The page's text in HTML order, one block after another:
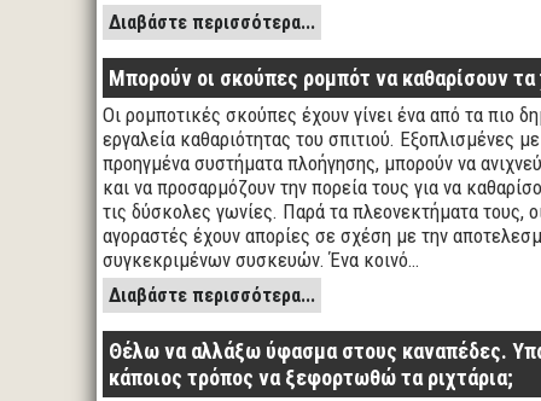
Διαβάστε περισσότερα...
Μπορούν οι σκούπες ρομπότ να καθαρίσουν τα
Οι ρομποτικές σκούπες έχουν γίνει ένα από τα πιο
εργαλεία καθαριότητας του σπιτιού. Εξοπλισμένες
προηγμένα συστήματα πλοήγησης, μπορούν να
και να προσαρμόζουν την πορεία τους για να
τις δύσκολες γωνίες. Παρά τα πλεονεκτήματα τους,
αγοραστές έχουν απορίες σε σχέση με την
συγκεκριμένων συσκευών. Ένα κοινό…
Διαβάστε περισσότερα...
Θέλω να αλλάξω ύφασμα στους καναπέδες.
κάποιος τρόπος να ξεφορτωθώ τα ριχτάρια;